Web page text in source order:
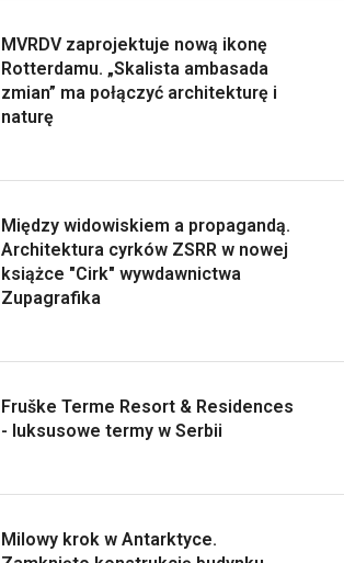
MVRDV zaprojektuje nową ikonę
Rotterdamu. „Skalista ambasada
zmian” ma połączyć architekturę i
naturę
Między widowiskiem a propagandą.
Architektura cyrków ZSRR w nowej
książce "Cirk" wywdawnictwa
Zupagrafika
Fruške Terme Resort & Residences
- luksusowe termy w Serbii
Milowy krok w Antarktyce.